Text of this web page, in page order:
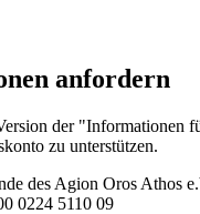
anfordern
der "Informationen
zu unterstützen.
des Agion Oros Athos
0224 5110 09